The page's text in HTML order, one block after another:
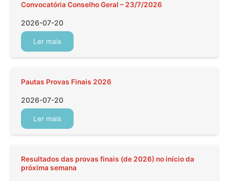
Convocatória Conselho Geral – 23/7/2026
2026-07-20
Ler mais
Pautas Provas Finais 2026
2026-07-20
Ler mais
Resultados das provas finais (de 2026) no início da
próxima semana